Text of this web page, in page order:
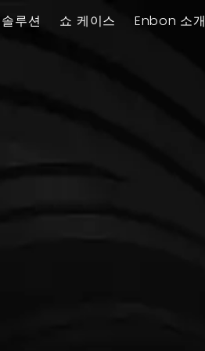
솔루션 쇼 케이스 Enbon 소개